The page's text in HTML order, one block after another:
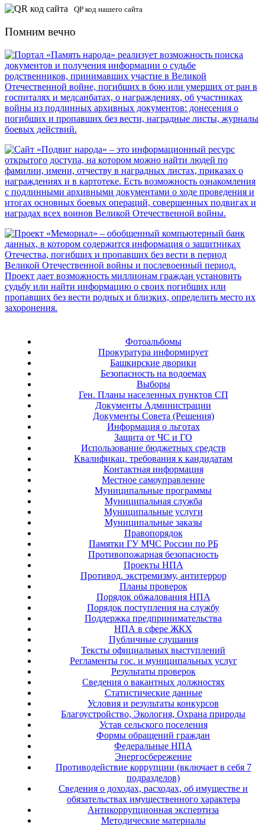
QP код нашего сайта
Помним вечно
Фотоальбомы
Прокуратура информирует
Башкирские дворики
Безопасность на водоемах
Выборы
Ген. Планы населенных пунктов СП
Документы Администрации
Документы Совета (Решения)
Информация о льготах
Защита от ЧС и ГО
Использование бюджетных средств
Квалификац. требования к кандидатам
Контактная информация
Местное самоуправление
Муниципальные программы
Муниципальная служба
Муниципальные услуги
Муниципальные заказы
Правопорядок
Памятки ГУ МЧС России по РБ
Противопожарная безопасность
Проекты НПА
Противод. экстремизму, антитеррор
Планы проверок
Порядок обжалования НПА
Порядок поступления на службу
Поддержка предпринимательства
НПА в сфере ЖКХ
Публичные слушания
Тексты официальных выступлений
Регламенты гос. и муниципальных услуг
Результаты проверок
Сведения о вакантных должностях
Статистические данные
Условия и результаты конкурсов
Благоустройство, Экология, Охрана природы
Устав сельского поселения
Формы обращений граждан
Федеральные НПА
Энергосбережение
Противодействие коррупции (включает в себя 7
подразделов)
Сведения о доходах, расходах, об имуществе и
обязательствах имущественного характера
Антикоррупционная экспертиза
Методические материалы